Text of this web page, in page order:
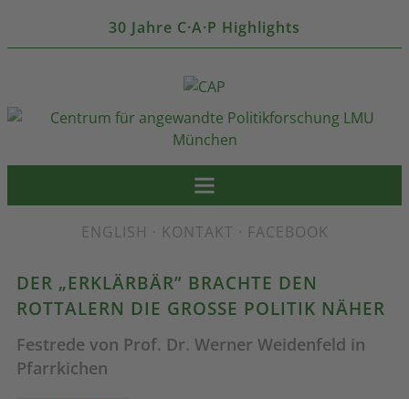
30 Jahre C·A·P Highlights
ENGLISH · KONTAKT · FACEBOOK
DER „ERKLÄRBÄR” BRACHTE DEN
ROTTALERN DIE GROSSE POLITIK NÄHER
Festrede von Prof. Dr. Werner Weidenfeld in
Pfarrkichen